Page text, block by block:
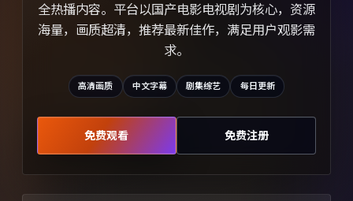
全热播内容。平台以国产电影电视剧为核心，资源
海量，画质超清，推荐最新佳作，满足用户观影需
求。
高清画质 中文字幕 剧集综艺 每日更新
免费观看 免费注册